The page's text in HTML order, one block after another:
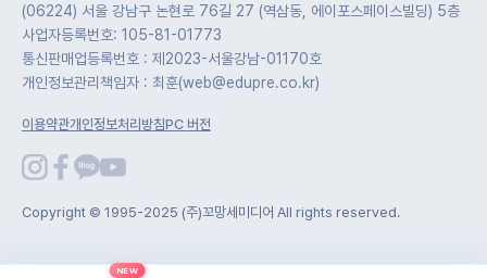
(06224) 서울 강남구 논현로 76길 27 (역삼동, 에이포스페이스빌딩) 5층
사업자등록번호: 105-81-01773
통신판매업등록번호 : 제2023-서울강남-01170호
개인정보관리책임자 : 최훈(web@edupre.co.kr)
이용약관개인정보처리방침PC 버전
Copyright © 1995-2025 (주)꼬망세미디어 All rights reserved.
NEW